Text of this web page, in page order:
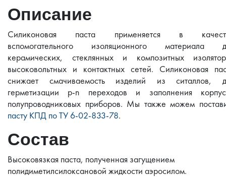
Описание
Силиконовая паста применяется в
вспомогательного изоляционного материала
керамических, стеклянных и композитных
высоковольтных и контактных сетей. Силиконовая
снижает смачиваемость изделий из ситаллов,
герметизации p-n переходов и заполнения
полупроводниковых приборов. Мы также можем
пасту КПД по ТУ 6-02-833-78.
Состав
Высоковязкая паста, полученная загущением
полидиметилсилоксановой жидкости аэросилом.